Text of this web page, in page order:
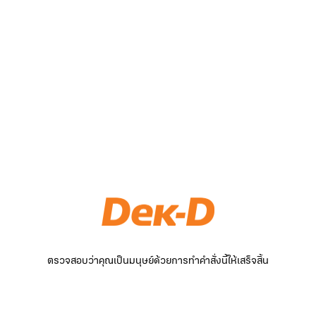
ตรวจสอบว่าคุณเป็นมนุษย์ด้วยการทำคำสั่งนี้ให้เสร็จสิ้น